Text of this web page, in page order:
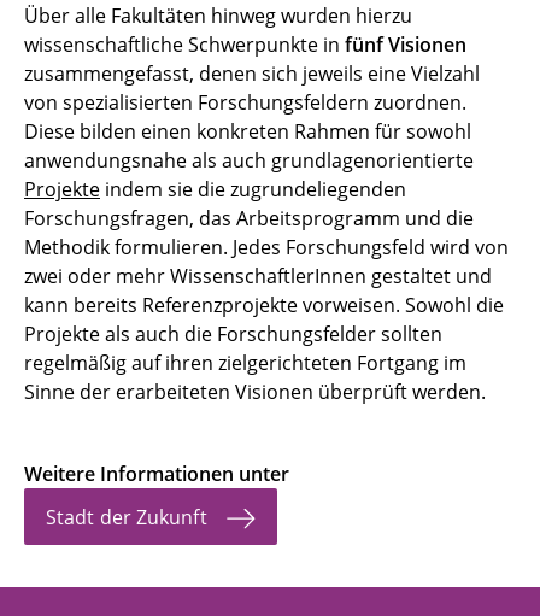
Über alle Fakultäten hinweg wurden hierzu
wissenschaftliche Schwerpunkte in fünf Visionen
zusammengefasst, denen sich jeweils eine Vielzahl
von spezialisierten Forschungsfeldern zuordnen.
Diese bilden einen konkreten Rahmen für sowohl
anwendungsnahe als auch grundlagenorientierte
Projekte indem sie die zugrundeliegenden
Forschungsfragen, das Arbeitsprogramm und die
Methodik formulieren. Jedes Forschungsfeld wird von
zwei oder mehr WissenschaftlerInnen gestaltet und
kann bereits Referenzprojekte vorweisen. Sowohl die
Projekte als auch die Forschungsfelder sollten
regelmäßig auf ihren zielgerichteten Fortgang im
Sinne der erarbeiteten Visionen überprüft werden.
Weitere Informationen unter
Stadt der Zukunft